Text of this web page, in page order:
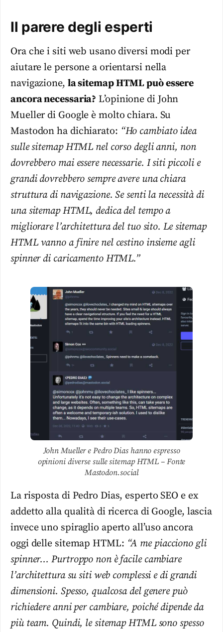
Il parere degli esperti
Ora che i siti web usano diversi modi per
aiutare le persone a orientarsi nella
navigazione, la sitemap HTML può essere
ancora necessaria? L’opinione di John
Mueller di Google è molto chiara. Su
Mastodon ha dichiarato: “Ho cambiato idea
sulle sitemap HTML nel corso degli anni, non
dovrebbero mai essere necessarie. I siti piccoli e
grandi dovrebbero sempre avere una chiara
struttura di navigazione. Se senti la necessità di
una sitemap HTML, dedica del tempo a
migliorare l’architettura del tuo sito. Le sitemap
HTML vanno a finire nel cestino insieme agli
spinner di caricamento HTML.”
John Mueller e Pedro Dias hanno espresso
opinioni diverse sulle sitemap HTML – Fonte
Mastodon.social
La risposta di Pedro Dias, esperto SEO e ex
addetto alla qualità di ricerca di Google, lascia
invece uno spiraglio aperto all’uso ancora
oggi delle sitemap HTML: “A me piacciono gli
spinner… Purtroppo non è facile cambiare
l’architettura su siti web complessi e di grandi
dimensioni. Spesso, qualcosa del genere può
richiedere anni per cambiare, poiché dipende da
più team. Quindi, le sitemap HTML sono spesso